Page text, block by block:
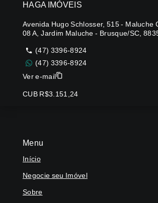
Menu
Início
Negocie seu Imóvel
Sobre
HAGA IMÓVEIS
Avenida Hugo Schlosser, 515 - Maluche
08 A, Jardim Maluche - Brusque/SC,
(47) 3396-8924
(47) 3396-8924
Ver e-mail
CUB R$3.151,24